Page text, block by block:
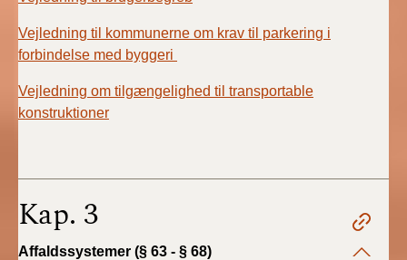
Vejledning til kommunerne om krav til parkering i
forbindelse med byggeri
Vejledning om tilgængelighed til transportable
konstruktioner
Kap. 3
Affaldssystemer (§ 63 - § 68)